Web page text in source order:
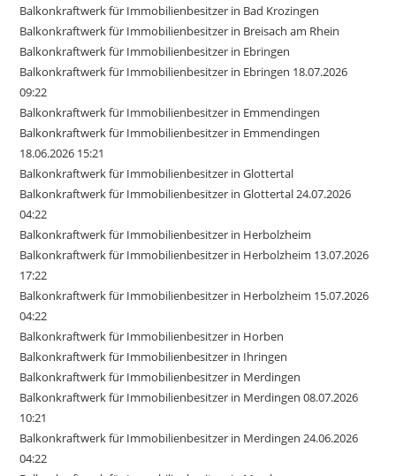
Balkonkraftwerk für Immobilienbesitzer in Bad Krozingen
Balkonkraftwerk für Immobilienbesitzer in Breisach am Rhein
Balkonkraftwerk für Immobilienbesitzer in Ebringen
Balkonkraftwerk für Immobilienbesitzer in Ebringen 18.07.2026
09:22
Balkonkraftwerk für Immobilienbesitzer in Emmendingen
Balkonkraftwerk für Immobilienbesitzer in Emmendingen
18.06.2026 15:21
Balkonkraftwerk für Immobilienbesitzer in Glottertal
Balkonkraftwerk für Immobilienbesitzer in Glottertal 24.07.2026
04:22
Balkonkraftwerk für Immobilienbesitzer in Herbolzheim
Balkonkraftwerk für Immobilienbesitzer in Herbolzheim 13.07.2026
17:22
Balkonkraftwerk für Immobilienbesitzer in Herbolzheim 15.07.2026
04:22
Balkonkraftwerk für Immobilienbesitzer in Horben
Balkonkraftwerk für Immobilienbesitzer in Ihringen
Balkonkraftwerk für Immobilienbesitzer in Merdingen
Balkonkraftwerk für Immobilienbesitzer in Merdingen 08.07.2026
10:21
Balkonkraftwerk für Immobilienbesitzer in Merdingen 24.06.2026
04:22